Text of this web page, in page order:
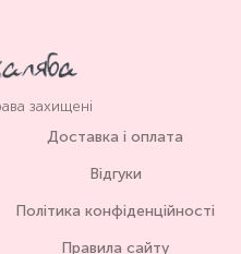
захищені
Доставка і оплата
Відгуки
Політика конфіденційності
Правила сайту